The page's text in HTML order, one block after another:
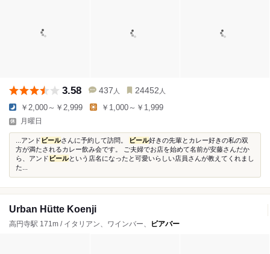
3.58 437 人 24452 人
￥2,000～￥2,999 ￥1,000～￥1,999
月曜日
...アンド ビールさんに予約して訪問。 ビール好きの先輩とカレー好きの私の双
方が満たされるカレー飲み会です。 ご夫婦でお店を始めて名前が安藤さんだか
ら、アンド ビールという店名になったと可愛いらしい店員さんが教えてくれまし
た...
Urban Hütte Koenji
高円寺駅 171m / イタリアン、ワインバー、 ビアバー